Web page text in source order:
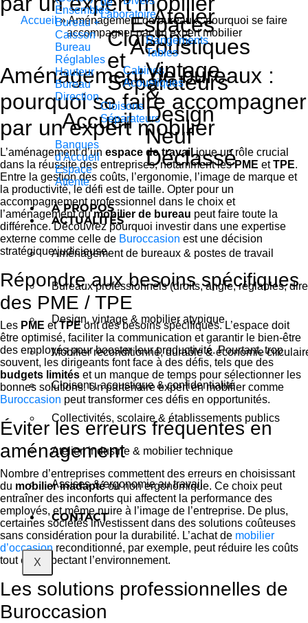
Ensembles
Bureau +
Caisson
Bureau
Réglables
Hauteur
Bureau
Direction
Accueil
Banques
d'Accueil
Espace
Attente
Laboratoire
Cloisons
et
Séparateurs
Cloisons
Séparateurs
Espaces
Acoustiques
Cabines
Acoustiques
Atelier
Rangements
Tables
Vintage
&
Design
Neuf
Déclassé
À PROPOS
ACTUALITÉS
Aménagement de bureaux & postes de travail
Bureaux professionnels (droits, angle, réglables,
Design, vintage & mobilier atypique
Mobilier reconditionné, durable & économie
Cloisons, acoustique & confidentialité
Collectivités, scolaire & établissements publics
Atelier, industrie & mobilier technique
Assises & ergonomie au travail
CONTACT
X
Accueil»Aménagement de bureaux : pourquoi se faire
accompagner par un expert mobilier
Aménagement de bureaux :
pourquoi se faire accompagner
par un expert mobilier
L’aménagement d’un espace de travailjoue un rôle crucial
dans la réussite des entreprises, notamment lesPME etTPE.
Entre la gestion des coûts, l’ergonomie, l’image de marque et
la productivité, le défi est de taille. Opter pour un
accompagnement professionnel dans le choix et
l’aménagement dumobilier de bureau peut faire toute la
différence. Découvrez pourquoi investir dans une expertise
externe comme celle de Buroccasion est une décision
stratégique judicieuse.
Répondre aux besoins spécifiques
des PME / TPE
Les PME etTPEont des besoins spécifiques. L’espace doit
être optimisé, faciliter la communication et garantir le bien-être
des employés pour booster leur productivité. Pourtant, trop
souvent, les dirigeants font face à des défis, tels que des
budgets limités et un manque de temps pour sélectionner les
bonnes solutions. Un partenaire expert en mobilier comme
Buroccasion peut transformer ces défis en opportunités.
Éviter les erreurs fréquentes en
aménagement
Nombre d’entreprises commettent des erreurs en choisissant
du mobilier inadaptéou non ergonomique. Ce choix peut
entraîner des inconforts qui affectent la performance des
employés, et même nuire à l’image de l’entreprise. De plus,
certaines sociétés investissent dans des solutions coûteuses
sans considération pour la durabilité. L’achat de mobilier
d’occasion reconditionné, par exemple, peut réduire les coûts
tout en respectant l’environnement.
Les solutions professionnelles de
Buroccasion